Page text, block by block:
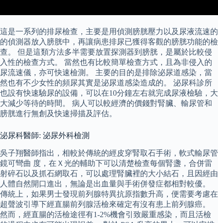
這是一系列的排尿檢查，主要是用偵測膀胱壓力以及尿液流速的
的偵測器放入膀胱中，再讓病患排尿已獲得客觀的膀胱功能的檢
查。 但是這類方法多半需要放置探測器到膀胱，是屬於比較侵
入性的檢查方式。 當然也有比較簡單檢查方式，且為非侵入的
尿流速儀，亦可快速檢測。 主要的目的是排除泌尿道感染，當
然也有不少女性的頻尿其實是泌尿道感染造成的。 泌尿科診所
也設有快速驗尿的設備，可以在10分鐘左右就完成尿液檢驗，大
大減少等待的時間。 病人可以較經濟的價錢對腎臟、輸尿管和
膀胱進行無創及快速掃描及評估。
泌尿科醫師: 泌尿外科檢測
吳子翔醫師指出，相較於傳統的經皮穿腎取石手術，軟式輸尿管
鏡可彎曲 度，在Ｘ光的輔助下可以清楚檢查每個腎盞，合併雷
射碎石以及抓石網取石，可以處理腎臟裡的大小結石，且因經由
人體自然開口進出，無論是出血量與手術併發症都相對較優。
傳統上，如果男士發現前列腺特異抗原指數升高，便需要考慮在
超聲波引導下經直腸前列腺活檢來確定有沒有患上前列腺癌。
然而，經直腸的活檢途徑有1-2%機會引致嚴重感染，而且活檢